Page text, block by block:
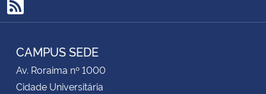
RSS
CAMPUS SEDE
Av. Roraima nº 1000
Cidade Universitária